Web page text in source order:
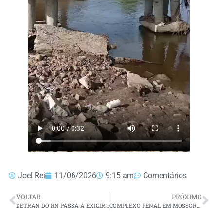
Joel Rei 11/06/2026 9:15 am Comentários
VOLTAR PRÓXIMO